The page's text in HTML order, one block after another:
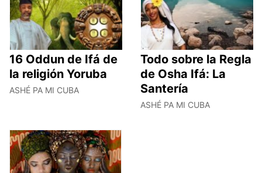
16 Oddun de Ifá de
la religión Yoruba
ASHÉ PA MI CUBA
Todo sobre la Regla
de Osha Ifá: La
Santería
ASHÉ PA MI CUBA